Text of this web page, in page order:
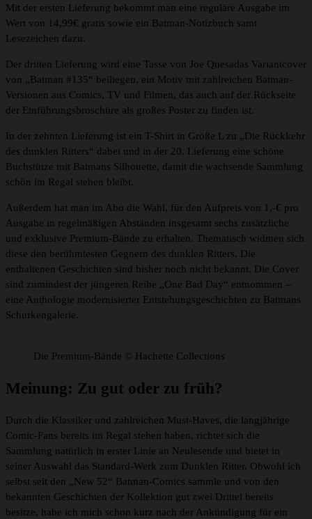
Mit der ersten Lieferung bekommt man eine reguläre Ausgabe im
Wert von 14,99€ gratis sowie ein Batman-Notizbuch samt
Lesezeichen dazu.
Der dritten Lieferung wird eine Tasse von Joe Quesadas Variantcover
von „Batman #135“ beiliegen, ein Motiv mit zahlreichen Batman-
Versionen aus Comics, TV und Filmen, das auch auf der Rückseite
der Einführungsbroschüre als großes Poster zu finden ist.
In der zehnten Lieferung ist ein T-Shirt in Größe L zu „Die Rückkehr
des dunklen Ritters“ dabei und in der 20. Lieferung eine schöne
Buchstütze mit Batmans Silhouette, damit die wachsende Sammlung
schön im Regal stehen bleibt.
Außerdem hat man im Abo die Wahl, für den Aufpreis von 1,-€ pro
Ausgabe in regelmäßigen Abständen insgesamt sechs zusätzliche
und exklusive Premium-Bände zu erhalten. Thematisch widmen sich
diese den berühmtesten Gegnern des dunklen Ritters. Die
enthaltenen Geschichten sind bisher noch nicht bekannt. Die Cover
sind zumindest der jüngeren Reihe „One Bad Day“ entnommen –
eine Anthologie modernisierter Entstehungsgeschichten zu Batmans
Schurkengalerie.
Die Premium-Bände © Hachette Collections
Meinung: Zu gut oder zu früh?
Durch die Klassiker und zahlreichen Must-Haves, die langjährige
Comic-Fans bereits im Regal stehen haben, richtet sich die
Sammlung natürlich in erster Linie an Neulesende und bietet in
seiner Auswahl das Standard-Werk zum Dunklen Ritter. Obwohl ich
selbst seit den „New 52“ Batman-Comics sammle und von den
bekannten Geschichten der Kollektion gut zwei Drittel bereits
besitze, habe ich mich schon kurz nach der Ankündigung für ein